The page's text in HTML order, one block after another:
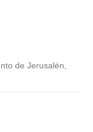
de Jerusalén,